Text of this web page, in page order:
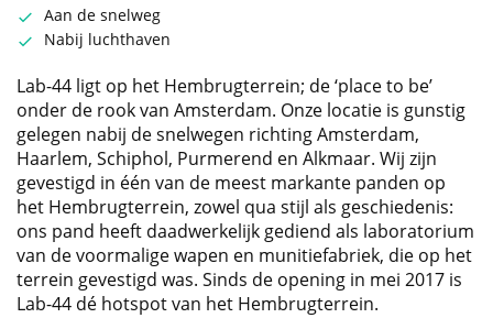
Aan de snelweg
Nabij luchthaven
Lab-44 ligt op het Hembrugterrein; de ‘place to be’
onder de rook van Amsterdam. Onze locatie is gunstig
gelegen nabij de snelwegen richting Amsterdam,
Haarlem, Schiphol, Purmerend en Alkmaar. Wij zijn
gevestigd in één van de meest markante panden op
het Hembrugterrein, zowel qua stijl als geschiedenis:
ons pand heeft daadwerkelijk gediend als laboratorium
van de voormalige wapen en munitiefabriek, die op het
terrein gevestigd was. Sinds de opening in mei 2017 is
Lab-44 dé hotspot van het Hembrugterrein.